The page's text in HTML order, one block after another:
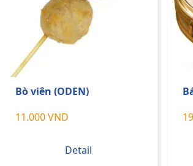
Bò viên (ODEN)
11.000 VND
Detail